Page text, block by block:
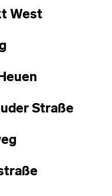
West
Straße